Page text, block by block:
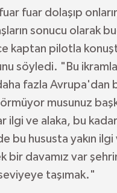
fuar dolaşıp
sonucu olarak
kaptan pilotla
söyledi. "Bu
fazla
musunuz
ilgi ve alaka, bu
bu hususta yakın
bir davamız var
taşımak."